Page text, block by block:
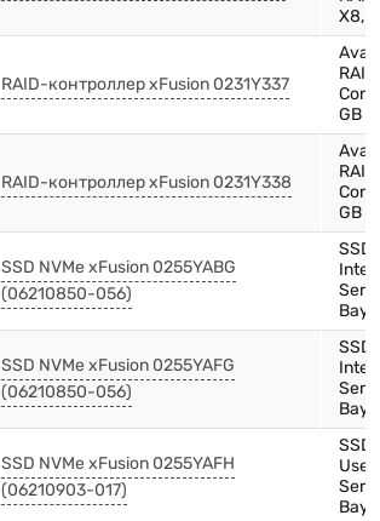
RAID-контроллер xFusion 0231Y337 RAID
GB
RAID-контроллер xFusion 0231Y338 RAID
GB
SSD NVMe xFusion 0255YABG
(06210850-056)
Bay)
SSD NVMe xFusion 0255YAFG
(06210850-056)
Bay)
SSD NVMe xFusion 0255YAFH
(06210903-017)
Bay)